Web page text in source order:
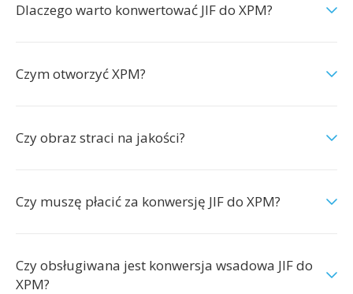
Dlaczego warto konwertować JIF do XPM?
Czym otworzyć XPM?
Czy obraz straci na jakości?
Czy muszę płacić za konwersję JIF do XPM?
Czy obsługiwana jest konwersja wsadowa JIF do
XPM?